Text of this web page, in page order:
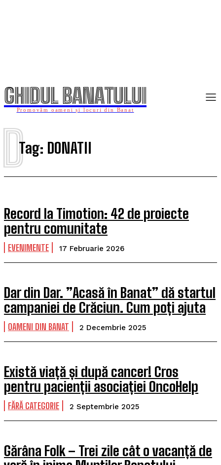
GHIDUL BANATULUI
Promovăm oameni și locuri din Banat
Tag: DONATII
D
Record la Timotion: 42 de proiecte
pentru comunitate
EVENIMENTE 17 Februarie 2026
Dar din Dar. ”Acasă în Banat” dă startul
campaniei de Crăciun. Cum poți ajuta
OAMENI DIN BANAT 2 Decembrie 2025
Există viață și după cancer! Cros
pentru pacienții asociației OncoHelp
FĂRĂ CATEGORIE 2 Septembrie 2025
Gărâna Folk – Trei zile cât o vacanță de